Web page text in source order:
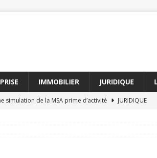
IMMOBILIER JURIDIQUE
simulation de la MSA prime d’activité
JURIDIQUE